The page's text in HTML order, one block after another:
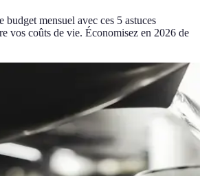
budget mensuel avec ces 5 astuces
vos coûts de vie. Économisez en 2026 de